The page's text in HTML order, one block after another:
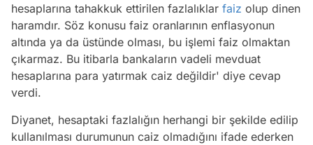
hesaplarına tahakkuk ettirilen fazlalıklar faiz olup dinen
haramdır. Söz konusu faiz oranlarının enflasyonun
altında ya da üstünde olması, bu işlemi faiz olmaktan
çıkarmaz. Bu itibarla bankaların vadeli mevduat
hesaplarına para yatırmak caiz değildir' diye cevap
verdi.
Diyanet, hesaptaki fazlalığın herhangi bir şekilde edilip
kullanılması durumunun caiz olmadığını ifade ederken